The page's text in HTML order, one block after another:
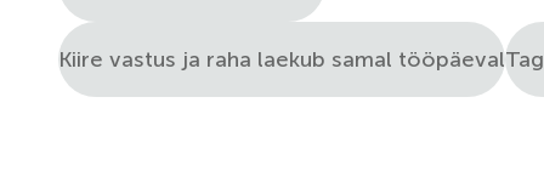
Kiire vastus ja raha laekub samal tööpäeval